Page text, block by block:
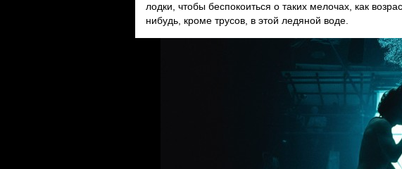
лодки, чтобы беспокоиться о таких мелочах, как
нибудь, кроме трусов, в этой ледяной воде.